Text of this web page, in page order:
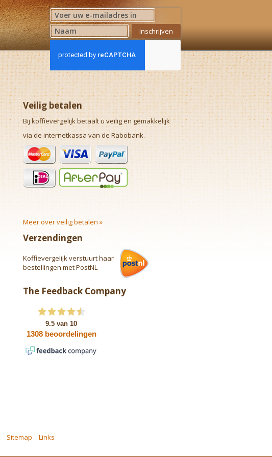
Abonneer u op onze nieuwsbrief
Inschrijven
Veilig betalen
Bij koffievergelijk betaalt u veilig en gemakkelijk
via de internetkassa van de Rabobank.
Meer over veilig betalen »
Verzendingen
Koffievergelijk verstuurt haar
bestellingen met PostNL
The Feedback Company
Sitemap Links